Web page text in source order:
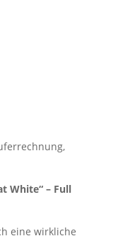
White“ – Full
eine wirkliche